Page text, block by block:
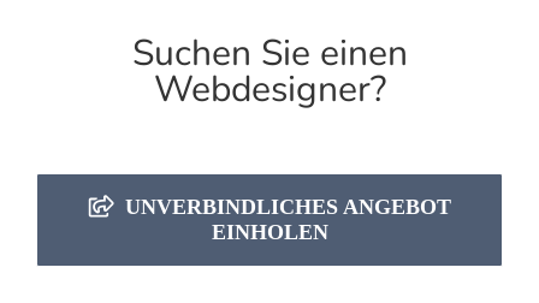
Suchen Sie einen
Webdesigner?
UNVERBINDLICHES ANGEBOT
EINHOLEN